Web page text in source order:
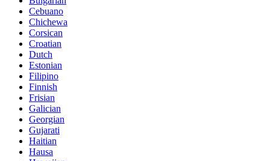
Cebuano
Chichewa
Corsican
Croatian
Dutch
Estonian
Filipino
Finnish
Frisian
Galician
Georgian
Gujarati
Haitian
Hausa